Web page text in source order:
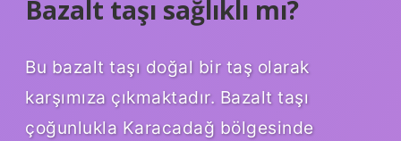
Bazalt taşı sağlıklı mı?
Bu bazalt taşı doğal bir taş olarak
karşımıza çıkmaktadır. Bazalt taşı
çoğunlukla Karacadağ bölgesinde